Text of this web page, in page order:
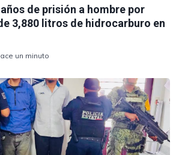
de prisión a hombre por
3,880 litros de hidrocarburo en
un minuto